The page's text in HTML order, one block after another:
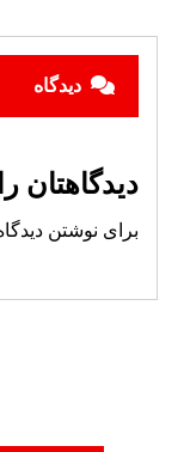
دیدگاه
دیدگاهتان
برای نوشتن دیدگاه